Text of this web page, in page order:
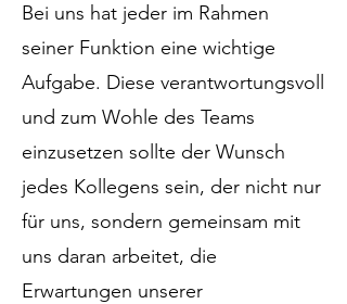
Bei uns hat jeder im Rahmen
seiner Funktion eine wichtige
Aufgabe. Diese verantwortungsvoll
und zum Wohle des Teams
einzusetzen sollte der Wunsch
jedes Kollegens sein, der nicht nur
für uns, sondern gemeinsam mit
uns daran arbeitet, die
Erwartungen unserer